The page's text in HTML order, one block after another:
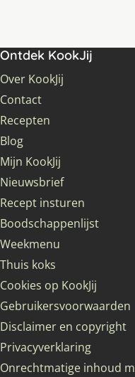
Ontdek KookJij
Over KookJij
Contact
Recepten
Blog
Mijn KookJij
Nieuwsbrief
Recept insturen
Boodschappenlijst
Weekmenu
Thuis koks
Cookies op KookJij
Gebruikersvoorwaarden
Disclaimer en copyright
Privacyverklaring
Onrechtmatige inhoud